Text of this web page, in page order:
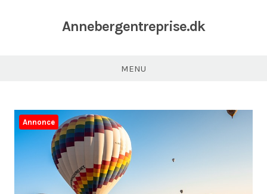
Annebergentreprise.dk
MENU
Annonce